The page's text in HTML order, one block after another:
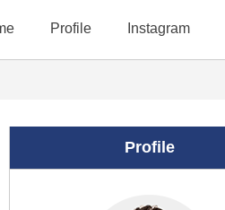
Profile Instagram
Profile